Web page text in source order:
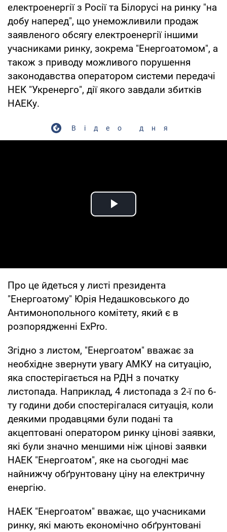
електроенергії з Росії та Білорусі на ринку "на
добу наперед", що унеможливили продаж
заявленого обсягу електроенергії іншими
учасниками ринку, зокрема "Енергоатомом", а
також з приводу можливого порушення
законодавства оператором системи передачі
НЕК "Укренерго", дії якого завдали збитків
НАЕКу.
Відео дня
Play Video
Про це йдеться у листі президента
"Енергоатому" Юрія Недашковського до
Антимонопольного комітету, який є в
розпорядженні ExPro.
Згідно з листом, "Енергоатом" вважає за
необхідне звернути увагу АМКУ на ситуацію,
яка спостерігається на РДН з початку
листопада. Наприклад, 4 листопада з 2-ї по 6-
ту години доби спостерігалася ситуація, коли
деякими продавцями були подані та
акцептовані оператором ринку цінові заявки,
які були значно меншими ніж цінові заявки
НАЕК "Енергоатом", яке на сьогодні має
найнижчу обґрунтовану ціну на електричну
енергію.
НАЕК "Енергоатом" вважає, що учасниками
ринку, які мають економічно обґрунтовані